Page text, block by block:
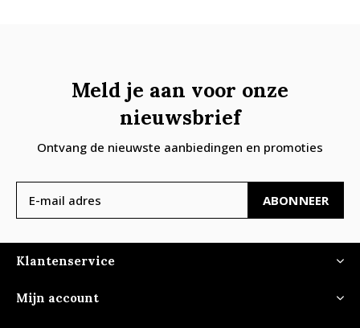
Meld je aan voor onze
nieuwsbrief
Ontvang de nieuwste aanbiedingen en promoties
ABONNEER
Klantenservice
Mijn account